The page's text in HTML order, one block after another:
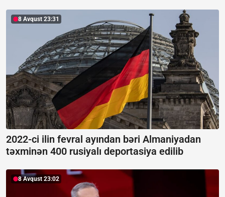
8 Avqust 23:31
2022-ci ilin fevral ayından bəri Almaniyadan
təxminən 400 rusiyalı deportasiya edilib
8 Avqust 23:02